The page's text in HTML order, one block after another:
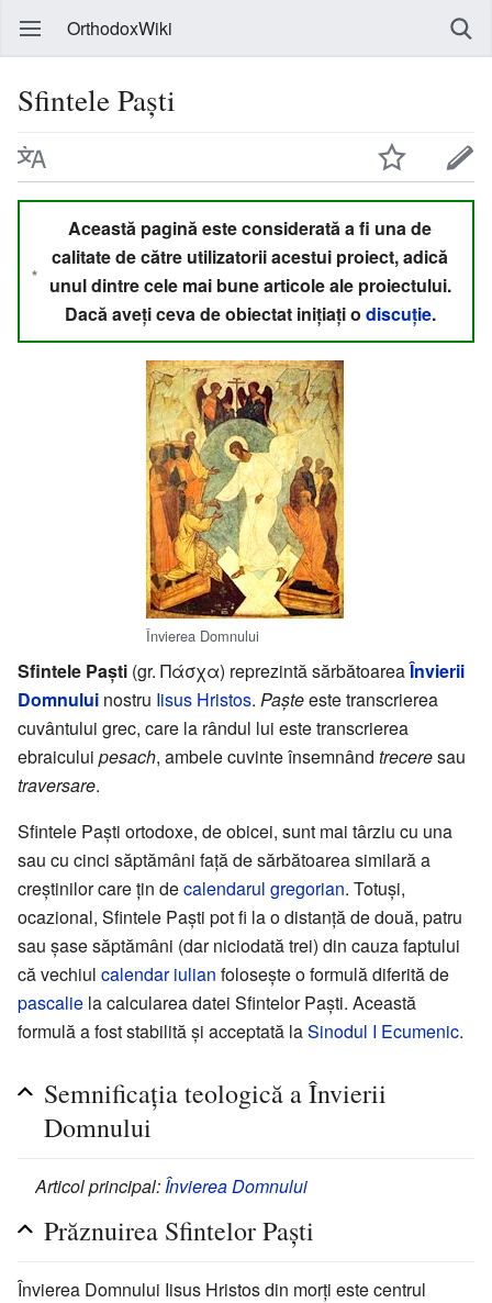
OrthodoxWiki
Sfintele Paști
Această pagină este considerată a fi una de
calitate de către utilizatorii acestui proiect, adică
unul dintre cele mai bune articole ale proiectului.
Dacă aveți ceva de obiectat inițiați o discuție.
Învierea Domnului
Sfintele Paști (gr. Πάσχα) reprezintă sărbătoareaÎnvierii
Domnului nostru Iisus Hristos. Pașteeste transcrierea
cuvântului grec, care la rândul lui este transcrierea
ebraicului pesach, ambele cuvinte însemnând treceresau
traversare.
Sfintele Paști ortodoxe, de obicei, sunt mai târziu cu una
sau cu cinci săptămâni față de sărbătoarea similară a
creștinilor care țin decalendarul gregorian. Totuși,
ocazional, Sfintele Paști pot fi la o distanță de două, patru
sau șase săptămâni (dar niciodată trei) din cauza faptului
că vechiul calendar iulian folosește o formulă diferită de
pascalie la calcularea datei Sfintelor Paști. Această
formulă a fost stabilită și acceptată laSinodul I Ecumenic.
Semnificația teologică a Învierii
Domnului
Articol principal: Învierea Domnului
Prăznuirea Sfintelor Paști
Învierea Domnului Iisus Hristos din morți este centrul